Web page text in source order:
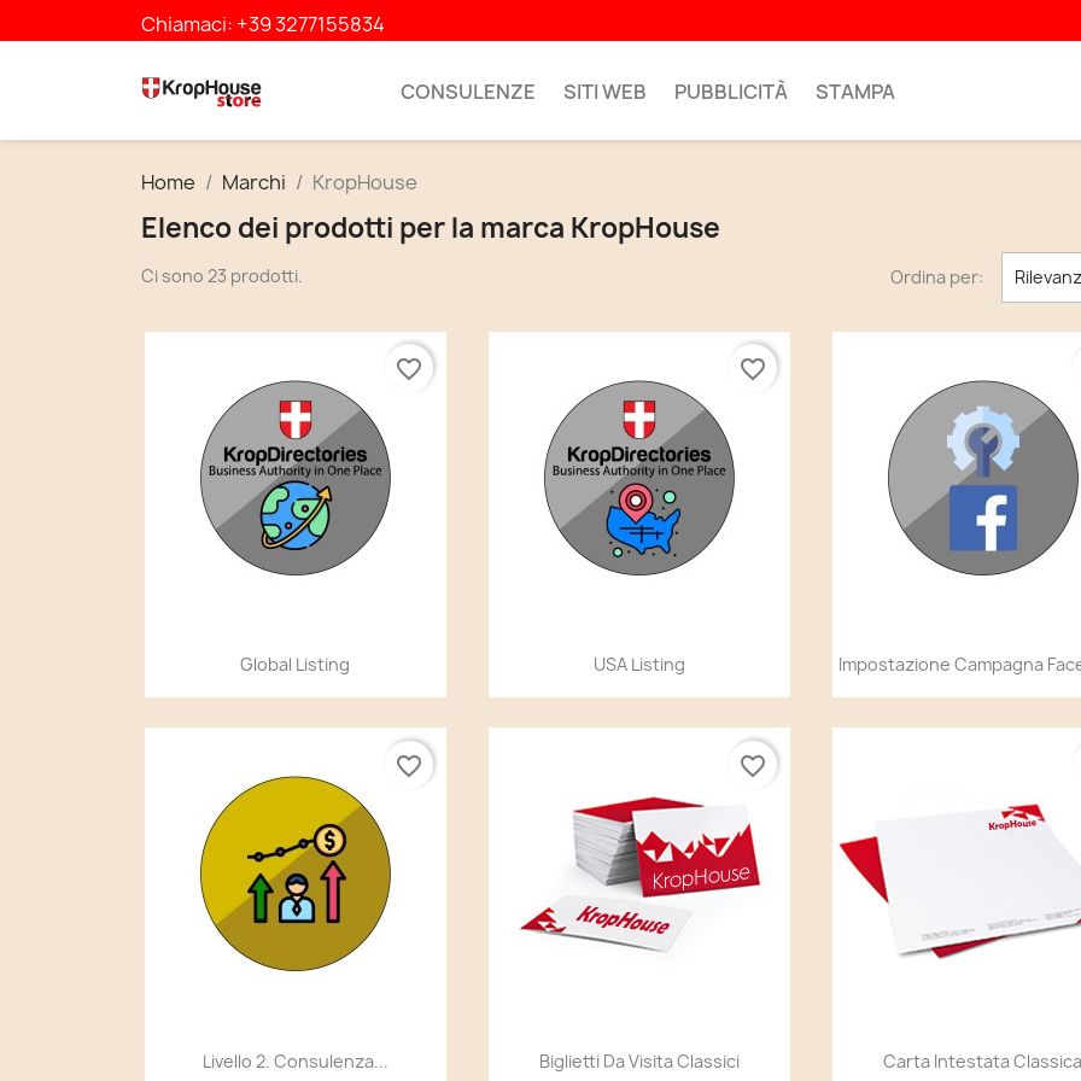
Chiamaci: +39 3277155834
CONSULENZE SITI WEB PUBBLICITÀ STAMPA
Home Marchi KropHouse
Elenco dei prodotti per la marca KropHouse
Ci sono 23 prodotti. Ordina per:
Anteprima
Global Listing
favorite_border
 Anteprima
USA Listing
favorite_border
Anteprima
Impostazione Campagna
Anteprima
Livello 2. Consulenza...
favorite_border
Anteprima
Biglietti Da Visita Classici
favorite_border
Anteprima
Carta Intestata Classica